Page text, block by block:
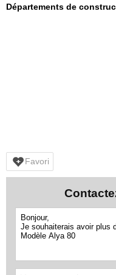
Départements de
Favori